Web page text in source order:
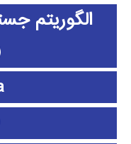
الگوریتم